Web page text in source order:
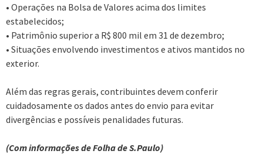
• Operações na Bolsa de Valores acima dos limites
estabelecidos;
• Patrimônio superior a R$ 800 mil em 31 de dezembro;
• Situações envolvendo investimentos e ativos mantidos no
exterior.
Além das regras gerais, contribuintes devem conferir
cuidadosamente os dados antes do envio para evitar
divergências e possíveis penalidades futuras.
(Com informações de Folha de S.Paulo)